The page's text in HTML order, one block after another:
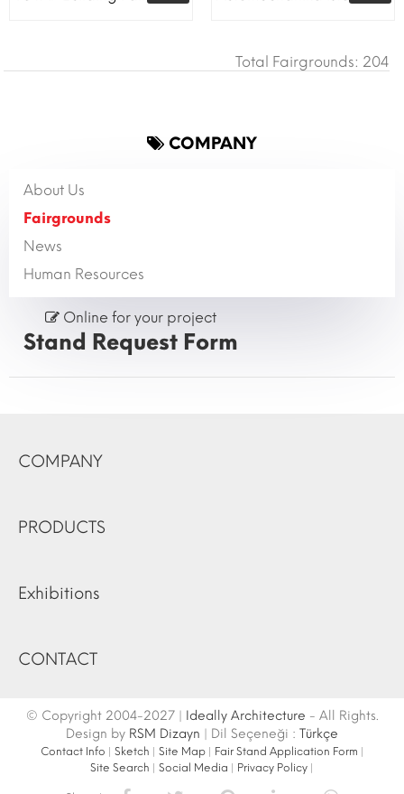
Total Fairgrounds: 204
COMPANY
About Us
Fairgrounds
News
Human Resources
Online for your project
Stand Request Form
COMPANY
PRODUCTS
Exhibitions
CONTACT
© Copyright 2004-2027 | Ideally Architecture - All Rights.
Design by RSM Dizayn | Dil Seçeneği : Türkçe
Contact Info Sketch Site Map| Fair Stand Application Form
Site Search
Social Media Privacy Policy